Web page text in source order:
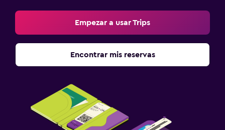
Empezar a usar Trips
Encontrar mis reservas